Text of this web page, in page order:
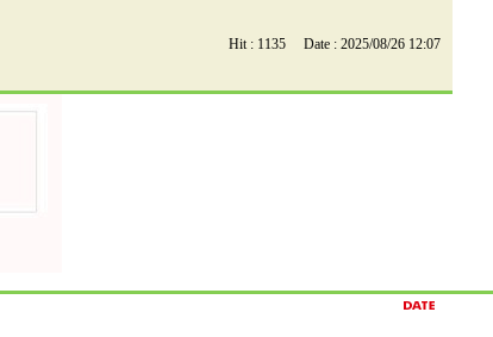
Hit : 1135 Date : 2025/08/26 12:07